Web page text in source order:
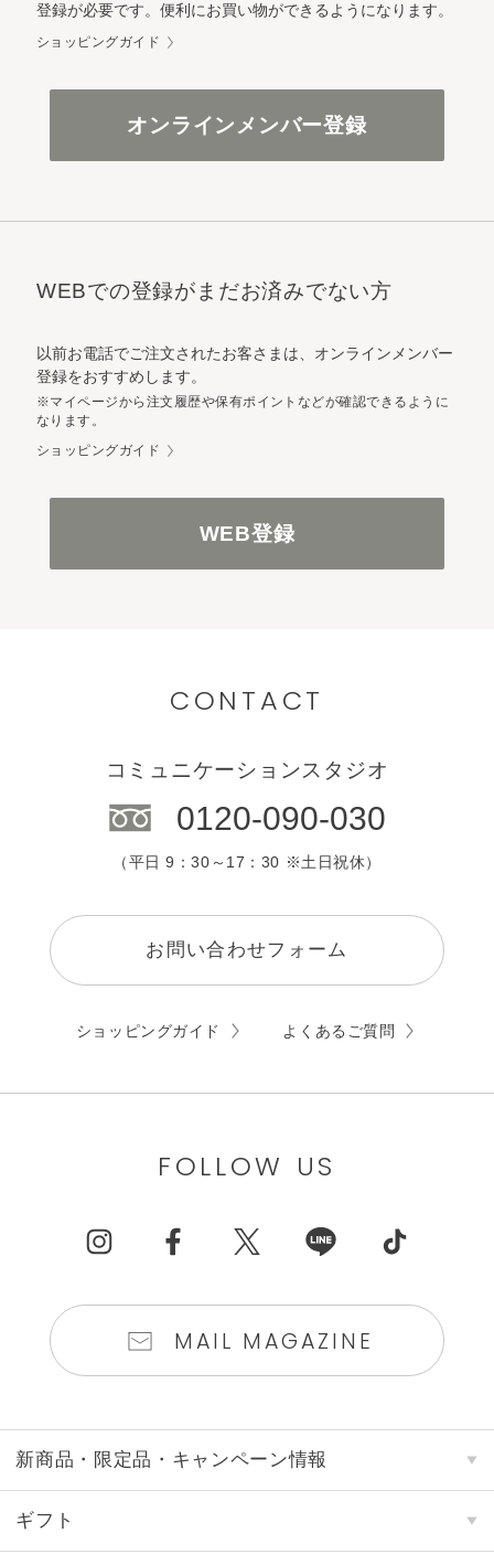
登録が必要です。便利にお買い物ができるようになります。
ショッピングガイド
オンラインメンバー登録
WEBでの登録がまだお済みでない方
以前お電話でご注文されたお客さまは、オンラインメンバー
登録をおすすめします。
※マイページから注文履歴や保有ポイントなどが確認できるように
なります。
ショッピングガイド
WEB登録
CONTACT
コミュニケーションスタジオ
0120-090-030
（平日 9：30～17：30 ※土日祝休）
お問い合わせフォーム
ショッピングガイド よくあるご質問
FOLLOW US
MAIL MAGAZINE
新商品・限定品・キャンペーン情報
ギフト